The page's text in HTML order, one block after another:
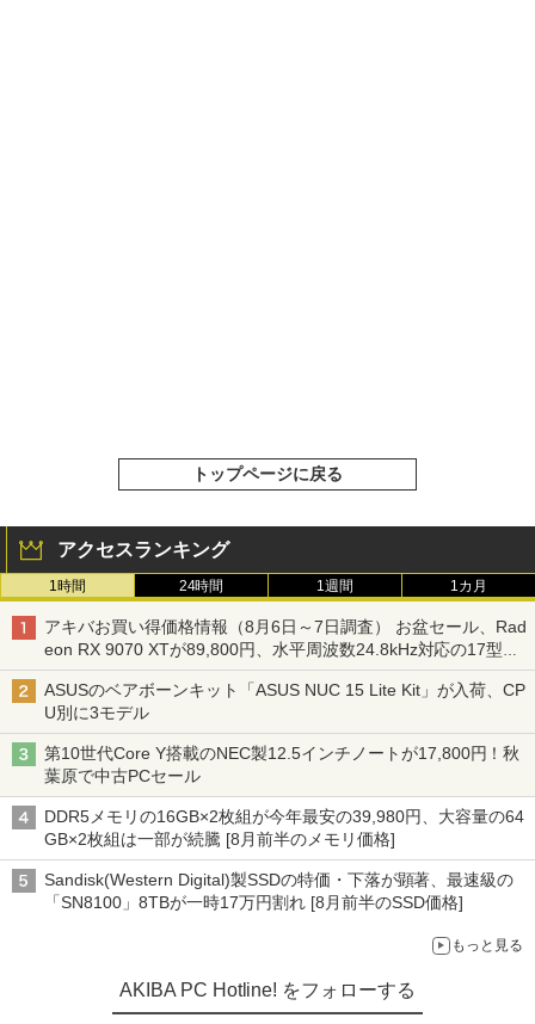
トップページに戻る
アクセスランキング
1時間 24時間 1週間 1カ月
アキバお買い得価格情報（8月6日～7日調査） お盆セール、Rad
eon RX 9070 XTが89,800円、水平周波数24.8kHz対応の17型モ
ニターが9,801円、暑さ指数連動セール ほか
ASUSのベアボーンキット「ASUS NUC 15 Lite Kit」が入荷、CP
U別に3モデル
第10世代Core Y搭載のNEC製12.5インチノートが17,800円！秋
葉原で中古PCセール
DDR5メモリの16GB×2枚組が今年最安の39,980円、大容量の64
GB×2枚組は一部が続騰 [8月前半のメモリ価格]
Sandisk(Western Digital)製SSDの特価・下落が顕著、最速級の
「SN8100」8TBが一時17万円割れ [8月前半のSSD価格]
もっと見る
AKIBA PC Hotline! をフォローする